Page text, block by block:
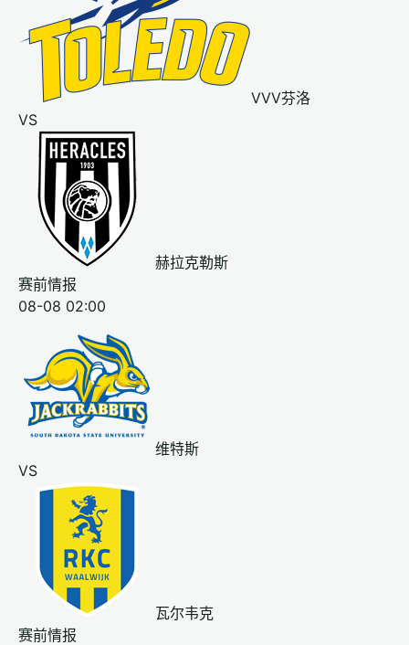
VVV芬洛
VS
赫拉克勒斯
赛前情报
08-08 02:00
维特斯
VS
瓦尔韦克
赛前情报